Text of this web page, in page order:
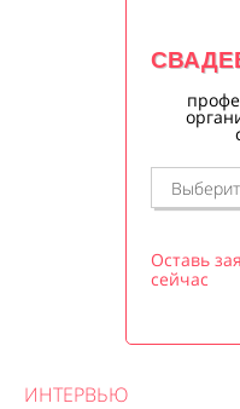
Оставь
сейчас
ИНТЕРВЬЮ